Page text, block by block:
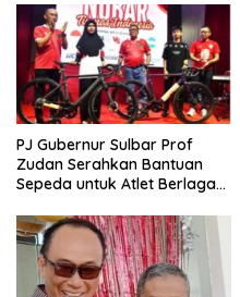
PJ Gubernur Sulbar Prof
Zudan Serahkan Bantuan
Sepeda untuk Atlet Berlaga